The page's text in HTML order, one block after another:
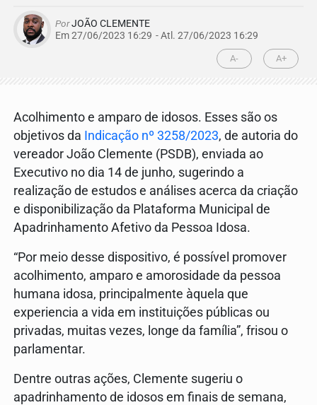
PorJOÃO CLEMENTE
Em 27/06/2023 16:29 - Atl. 27/06/2023 16:29
A- A+
Acolhimento e amparo de idosos. Esses são os
objetivos da Indicação nº 3258/2023, de autoria do
vereador João Clemente (PSDB), enviada ao
Executivo no dia 14 de junho, sugerindo a
realização de estudos e análises acerca da criação
e disponibilização da Plataforma Municipal de
Apadrinhamento Afetivo da Pessoa Idosa.
“Por meio desse dispositivo, é possível promover
acolhimento, amparo e amorosidade da pessoa
humana idosa, principalmente àquela que
experiencia a vida em instituições públicas ou
privadas, muitas vezes, longe da família”, frisou o
parlamentar.
Dentre outras ações, Clemente sugeriu o
apadrinhamento de idosos em finais de semana,